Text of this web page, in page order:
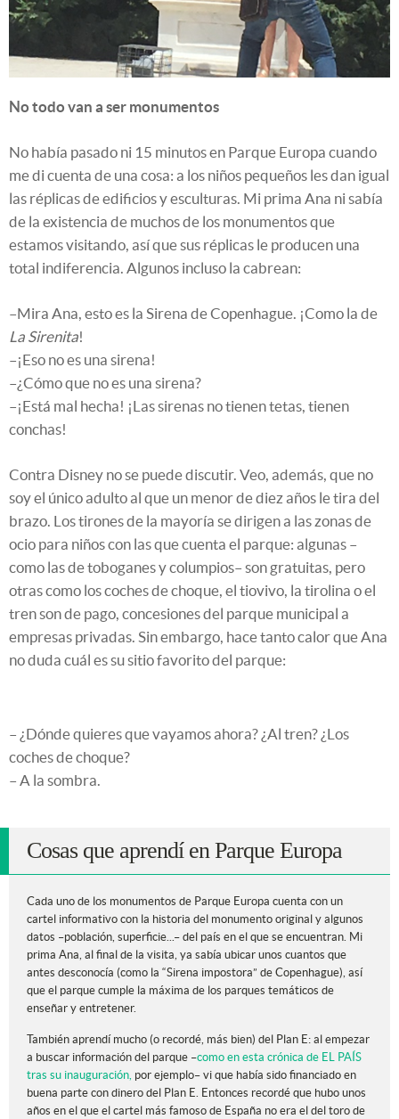
No todo van a ser monumentos
No había pasado ni 15 minutos en Parque Europa cuando
me di cuenta de una cosa: a los niños pequeños les dan igual
las réplicas de edificios y esculturas. Mi prima Ana ni sabía
de la existencia de muchos de los monumentos que
estamos visitando, así que sus réplicas le producen una
total indiferencia. Algunos incluso la cabrean:
–Mira Ana, esto es la Sirena de Copenhague. ¡Como la de
La Sirenita!
–¡Eso no es una sirena!
–¿Cómo que no es una sirena?
–¡Está mal hecha! ¡Las sirenas no tienen tetas, tienen
conchas!
Contra Disney no se puede discutir. Veo, además, que no
soy el único adulto al que un menor de diez años le tira del
brazo. Los tirones de la mayoría se dirigen a las zonas de
ocio para niños con las que cuenta el parque: algunas –
como las de toboganes y columpios– son gratuitas, pero
otras como los coches de choque, el tiovivo, la tirolina o el
tren son de pago, concesiones del parque municipal a
empresas privadas. Sin embargo, hace tanto calor que Ana
no duda cuál es su sitio favorito del parque:
– ¿Dónde quieres que vayamos ahora? ¿Al tren? ¿Los
coches de choque?
– A la sombra.
Cosas que aprendí en Parque Europa
Cada uno de los monumentos de Parque Europa cuenta con un
cartel informativo con la historia del monumento original y algunos
datos –población, superficie...– del país en el que se encuentran. Mi
prima Ana, al final de la visita, ya sabía ubicar unos cuantos que
antes desconocía (como la “Sirena impostora” de Copenhague), así
que el parque cumple la máxima de los parques temáticos de
enseñar y entretener.
También aprendí mucho (o recordé, más bien) del Plan E: al empezar
a buscar información del parque –como en esta crónica de EL PAÍS
tras su inauguración, por ejemplo– vi que había sido financiado en
buena parte con dinero del Plan E. Entonces recordé que hubo unos
años en el que el cartel más famoso de España no era el del toro de